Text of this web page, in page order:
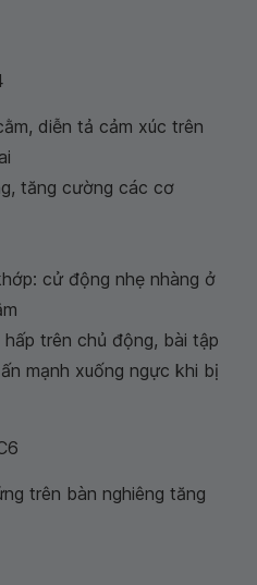
diễn tả cảm xúc trên
tăng cường các cơ
cử động nhẹ nhàng ở
trên chủ động, bài tập
mạnh xuống ngực khi bị
trên bàn nghiêng tăng